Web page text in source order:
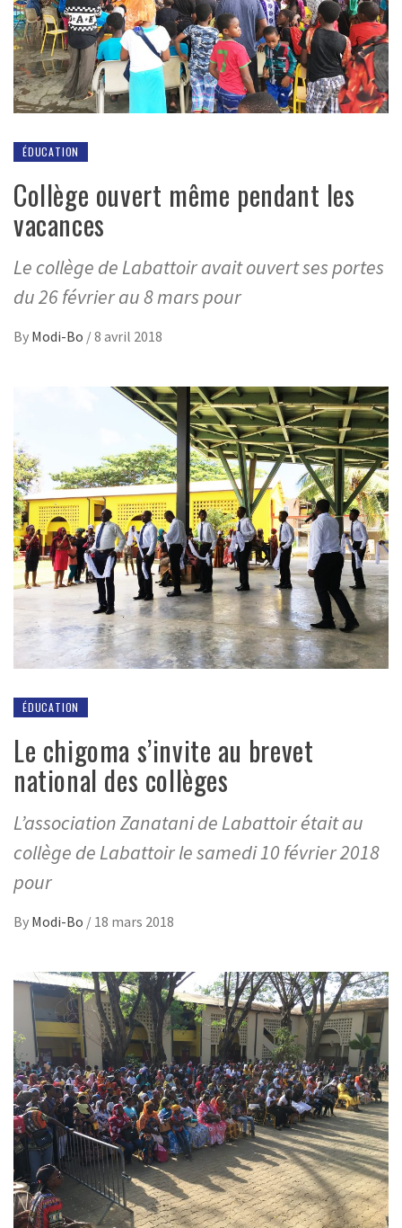
ÉDUCATION
Collège ouvert même pendant les
vacances
Le collège de Labattoir avait ouvert ses portes
du 26 février au 8 mars pour
By Modi-Bo /8 avril 2018
ÉDUCATION
Le chigoma s’invite au brevet
national des collèges
L’association Zanatani de Labattoir était au
collège de Labattoir le samedi 10 février 2018
pour
By Modi-Bo / 18 mars 2018